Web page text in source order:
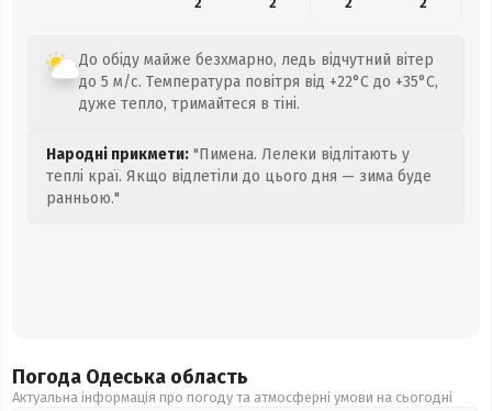
2
2 2 2
До обіду майже безхмарно, ледь відчутний вітер
до 5 м/с. Температура повітря від +22°C до +35°C,
дуже тепло, тримайтеся в тіні.
Народні прикмети: "Пимена. Лелеки відлітають у
теплі краї. Якщо відлетіли до цього дня — зима буде
ранньою."
Погода Одеська область
Актуальна інформація про погоду та атмосферні умови на сьогодні